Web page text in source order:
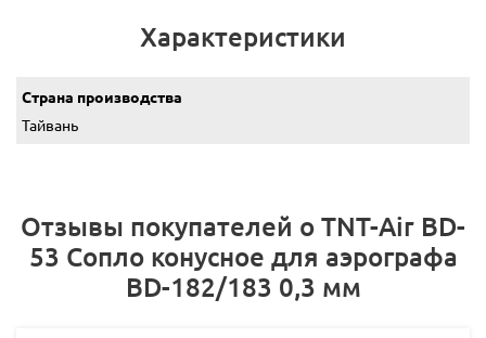
Характеристики
Страна производства
Тайвань
Отзывы покупателей о TNT-Air BD-
53 Сопло конусное для аэрографа
ВD-182/183 0,3 мм